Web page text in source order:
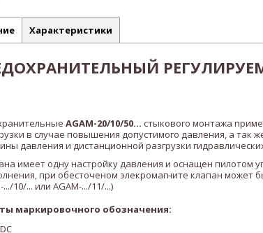
Характеристики
AGAM-20/10/50... стыкового монтажа
в случае повышения допустимого давления, а так
давления и дистанционной разгрузки
имеет одну настройку давления и оснащен пилотом
при обесточеном элекромагните клапан может
.../10/... или AGAM-.../11/...)
маркировочного обозначения: